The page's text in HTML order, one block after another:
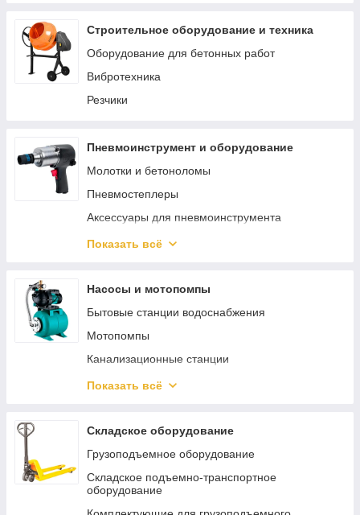
Строительное оборудование и техника
Оборудование для бетонных работ
Вибротехника
Резчики
Пневмоинструмент и оборудование
Молотки и бетоноломы
Пневмостеплеры
Аксессуары для пневмоинструмента
Пневматический гайковерт
Пневмошлифмашины
Пневмокраскопульты
Пневмопистолеты
Наборы пневмоинструмента
Пневмодрели
Пневматические заклепочники
Пневмошуруповерты
Хоппер ковши
Пневмоотвертки
Показать всё
Насосы и мотопомпы
Бытовые станции водоснабжения
Мотопомпы
Канализационные станции
Погружные насосы
Аксессуары и принадлежности для насосов
Общепромышленные насосы
Бытовые поверхностные насосы
Автоматика для насосов
Показать всё
Складское оборудование
Грузоподъемное оборудование
Складское подъемно-транспортное
оборудование